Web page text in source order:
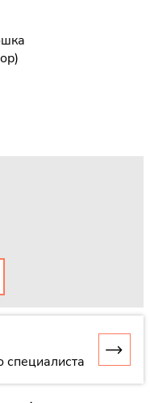
специалиста